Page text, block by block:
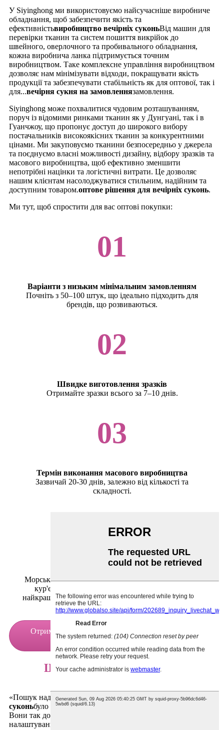
У Siyinghong ми використовуємо найсучасніше виробниче
обладнання, щоб забезпечити якість та
ефективністьвиробництво вечірніх суконьВід машин для
перевірки тканин та систем пошиття викрійок до
швейного, оверлочного та пробивального обладнання,
кожна виробнича ланка підтримується точним
виробництвом. Таке комплексне управління виробництвом
дозволяє нам мінімізувати відходи, покращувати якість
продукції та забезпечувати стабільність як для оптової, так і
для...вечірня сукня на замовленнязамовлення.
Siyinghong може похвалитися чудовим розташуванням,
поруч із відомими ринками тканин як у Дунгуані, так і в
Гуанчжоу, що пропонує доступ до широкого вибору
постачальників високоякісних тканин за конкурентними
цінами. Ми закуповуємо тканини безпосередньо у джерела
та поєднуємо власні можливості дизайну, відбору зразків та
масового виробництва, щоб ефективно зменшити
непотрібні націнки та логістичні витрати. Це дозволяє
нашим клієнтам насолоджуватися стильним, надійним та
доступним товаром.оптове рішення для вечірніх суконь.
Ми тут, щоб спростити для вас оптові покупки:
01
Варіанти з низьким мінімальним замовленням
Почніть з 50–100 штук, що ідеально підходить для
брендів, що розвиваються.
02
Швидке виготовлення зразків
Отримайте зразки всього за 7–10 днів.
03
Термін виконання масового виробництва
Зазвичай 20-30 днів, залежно від кількості та
складності.
04
Морські перевезення, авіаперевезення або експрес-
кур'єрська доставка — ми організуємо те, що
найкраще підходить для ваших термінів та бюджету.
Отримайте плани виробництва, що економлять
кошти
Що кажуть наші клієнти
«Пошук надійної людини»оптовий постачальник вечірніх
суконьбуло важко, поки ми не почали з ними працювати.
Вони так добре розуміють європейський ринок, а
налаштування завжди відповідають нашим очікуванням».